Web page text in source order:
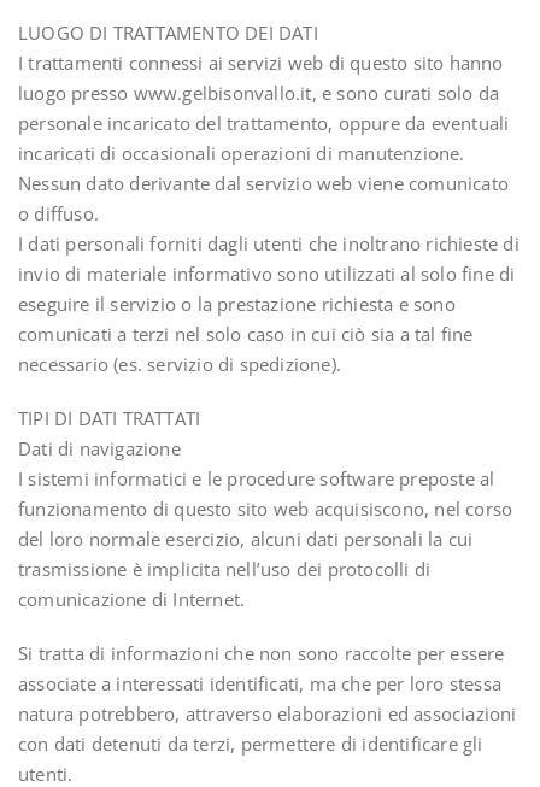
LUOGO DI TRATTAMENTO DEI DATI
I trattamenti connessi ai servizi web di questo sito hanno
luogo presso www.gelbisonvallo.it, e sono curati solo da
personale incaricato del trattamento, oppure da eventuali
incaricati di occasionali operazioni di manutenzione.
Nessun dato derivante dal servizio web viene comunicato
o diffuso.
I dati personali forniti dagli utenti che inoltrano richieste di
invio di materiale informativo sono utilizzati al solo fine di
eseguire il servizio o la prestazione richiesta e sono
comunicati a terzi nel solo caso in cui ciò sia a tal fine
necessario (es. servizio di spedizione).
TIPI DI DATI TRATTATI
Dati di navigazione
I sistemi informatici e le procedure software preposte al
funzionamento di questo sito web acquisiscono, nel corso
del loro normale esercizio, alcuni dati personali la cui
trasmissione è implicita nell’uso dei protocolli di
comunicazione di Internet.
Si tratta di informazioni che non sono raccolte per essere
associate a interessati identificati, ma che per loro stessa
natura potrebbero, attraverso elaborazioni ed associazioni
con dati detenuti da terzi, permettere di identificare gli
utenti.